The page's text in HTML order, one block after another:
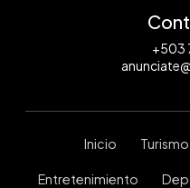
+503
Inicio Turismo
Entretenimiento